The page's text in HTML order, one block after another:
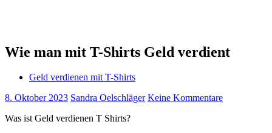
Wie man mit T-Shirts Geld verdient
Geld verdienen mit T-Shirts
8. Oktober 2023 Sandra Oelschläger Keine Kommentare
Was ist Geld verdienen T Shirts?